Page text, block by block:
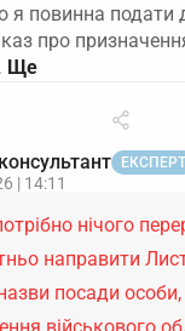
я повинна подати
про
ЕКСПЕРТ
| 14:11
нічого
направити
посади особи,